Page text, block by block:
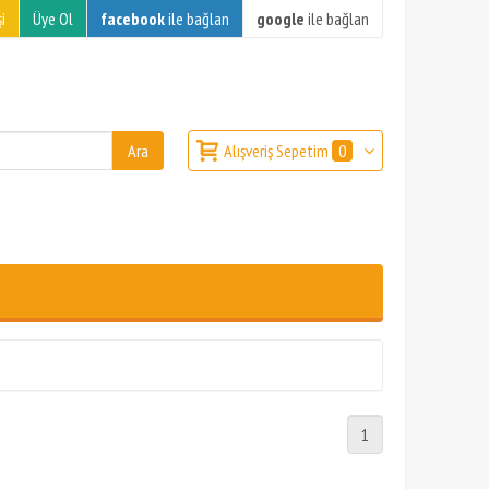
Üye Ol facebookile bağlan google ile bağlan
Alışveriş Sepetim 0
1